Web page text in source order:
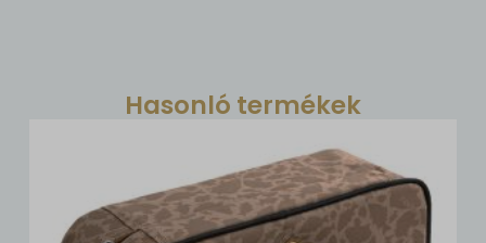
Hasonló termékek